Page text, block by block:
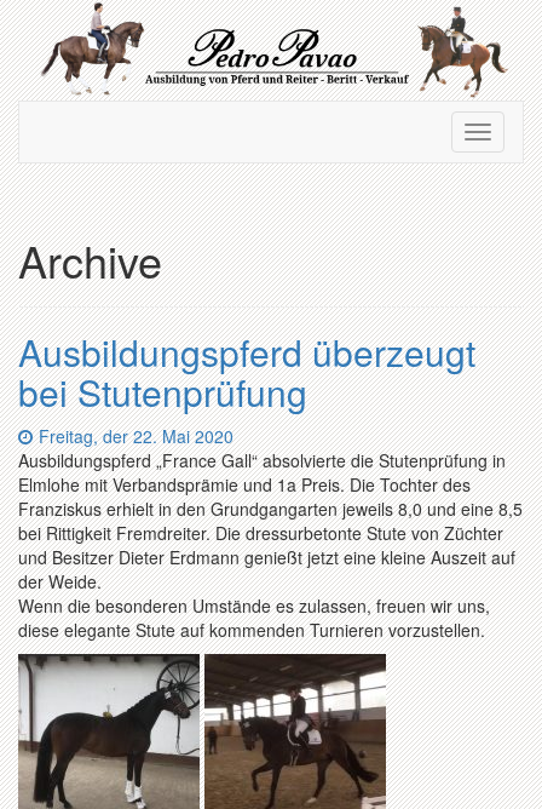
Zum
Hauptinhalt
springen
ein-/
Archive
Ausbildungspferd überzeugt
bei Stutenprüfung
Datum:
Freitag, der 22. Mai 2020
Ausbildungspferd „France Gall“ absolvierte die Stutenprüfung in
Elmlohe mit Verbandsprämie und 1a Preis. Die Tochter des
Franziskus erhielt in den Grundgangarten jeweils 8,0 und eine 8,5
bei Rittigkeit Fremdreiter. Die dressurbetonte Stute von Züchter
und Besitzer Dieter Erdmann genießt jetzt eine kleine Auszeit auf
der Weide.
Wenn die besonderen Umstände es zulassen, freuen wir uns,
diese elegante Stute auf kommenden Turnieren vorzustellen.